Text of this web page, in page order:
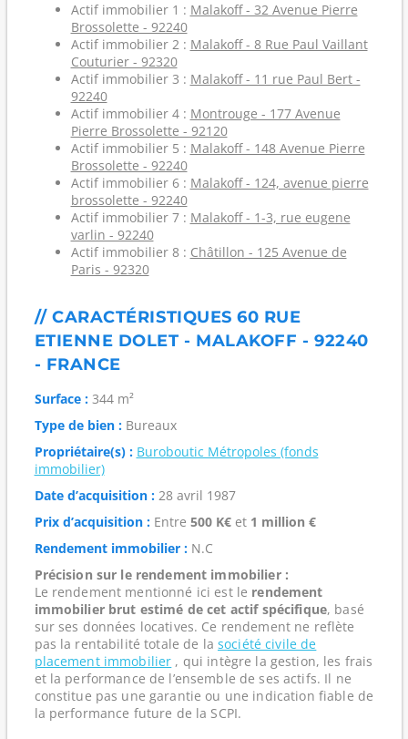
Actif immobilier 1 : Malakoff - 32 Avenue Pierre
Brossolette - 92240
Actif immobilier 2 : Malakoff - 8 Rue Paul Vaillant
Couturier - 92320
Actif immobilier 3 : Malakoff - 11 rue Paul Bert -
92240
Actif immobilier 4 : Montrouge - 177 Avenue
Pierre Brossolette - 92120
Actif immobilier 5 : Malakoff - 148 Avenue Pierre
Brossolette - 92240
Actif immobilier 6 : Malakoff - 124, avenue pierre
brossolette - 92240
Actif immobilier 7 : Malakoff - 1-3, rue eugene
varlin - 92240
Actif immobilier 8 : Châtillon - 125 Avenue de
Paris - 92320
// CARACTÉRISTIQUES 60 RUE
ETIENNE DOLET - MALAKOFF - 92240
- FRANCE
Surface :344 m²
Type de bien :Bureaux
Propriétaire(s) : Buroboutic Métropoles (fonds
immobilier)
Date d’acquisition :28 avril 1987
Prix d’acquisition :Entre 500 K€et 1 million €
Rendement immobilier :N.C
Précision sur le rendement immobilier :
Le rendement mentionné ici est le rendement
immobilier brut estimé de cet actif spécifique, basé
sur ses données locatives. Ce rendement ne reflète
pas la rentabilité totale de la société civile de
placement immobilier , qui intègre la gestion, les frais
et la performance de l’ensemble de ses actifs. Il ne
constitue pas une garantie ou une indication fiable de
la performance future de la SCPI.